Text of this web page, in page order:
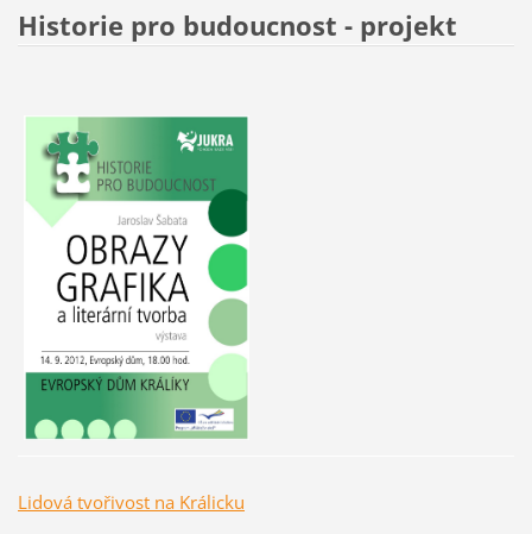
Historie pro budoucnost - projekt
Lidová tvořivost na Králicku